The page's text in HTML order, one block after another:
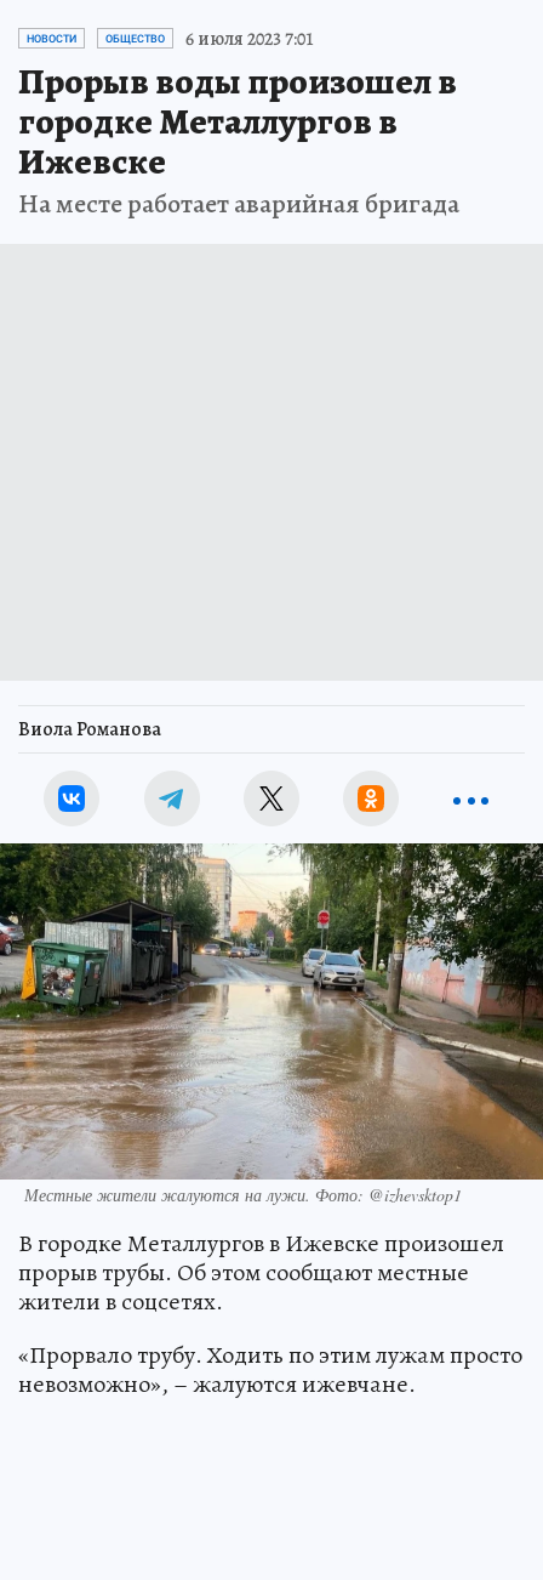
НОВОСТИ ОБЩЕСТВО 6 июля 2023 7:01
Прорыв воды произошел в
городке Металлургов в
Ижевске
На месте работает аварийная бригада
Виола Романова
Местные жители жалуются на лужи. Фото: @izhevsktop1
В городке Металлургов в Ижевске произошел
прорыв трубы. Об этом сообщают местные
жители в соцсетях.
«Прорвало трубу. Ходить по этим лужам просто
невозможно», – жалуются ижевчане.